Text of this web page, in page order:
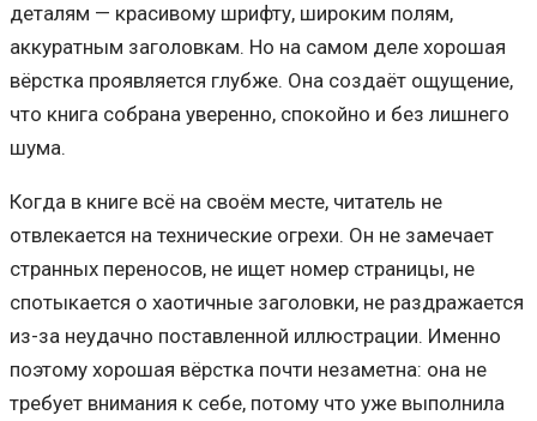
деталям — красивому шрифту, широким полям,
аккуратным заголовкам. Но на самом деле хорошая
вёрстка проявляется глубже. Она создаёт ощущение,
что книга собрана уверенно, спокойно и без лишнего
шума.
Когда в книге всё на своём месте, читатель не
отвлекается на технические огрехи. Он не замечает
странных переносов, не ищет номер страницы, не
спотыкается о хаотичные заголовки, не раздражается
из-за неудачно поставленной иллюстрации. Именно
поэтому хорошая вёрстка почти незаметна: она не
требует внимания к себе, потому что уже выполнила